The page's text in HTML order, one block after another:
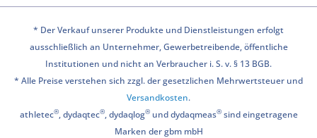
* Der Verkauf unserer Produkte und Dienstleistungen erfolgt
ausschließlich an Unternehmer, Gewerbetreibende, öffentliche
Institutionen und nicht an Verbraucher i. S. v. § 13 BGB.
* Alle Preise verstehen sich zzgl. der gesetzlichen Mehrwertsteuer und
Versandkosten.
athletec®, dydaqtec®, dydaqlog®und dydaqmeas®sind eingetragene
Marken der gbm mbH